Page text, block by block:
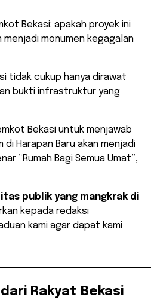
Bekasi: apakah proyek ini
monumen kegagalan
tidak cukup hanya dirawat
bukti infrastruktur yang
Bekasi untuk menjawab
Harapan Baru akan menjadi
“Rumah Bagi Semua Umat”,
publik yang mangkrak di
kepada redaksi
kami agar dapat kami
Rakyat Bekasi